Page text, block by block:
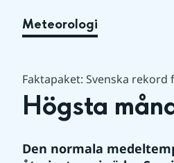
Meteorologi
Faktapaket: Svenska
Högsta
Den normala